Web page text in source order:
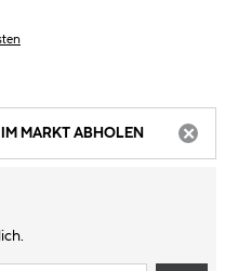
IM MARKT ABHOLEN